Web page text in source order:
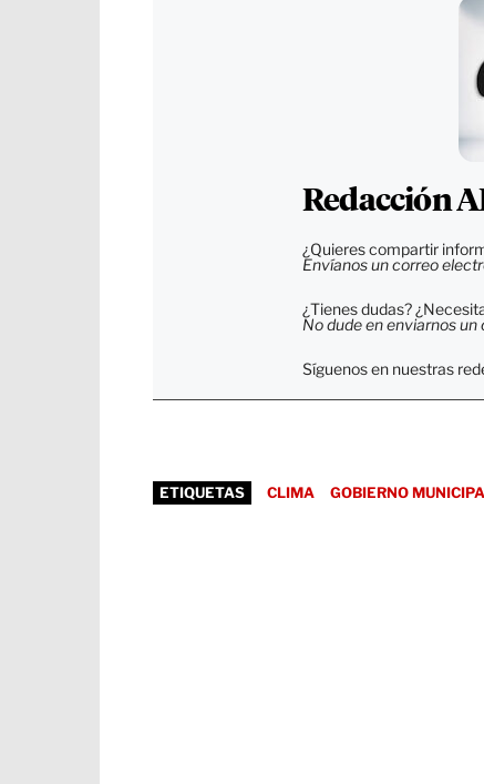
Redacción
¿Quieres compartir
Envíanos un correo
¿Tienes dudas?
No dude en enviarnos
Síguenos en nuestras
ETIQUETAS CLIMA GOBIERNO